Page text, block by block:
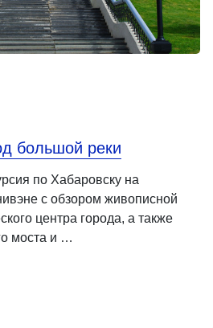
большой реки
по Хабаровску на
с обзором живописной
центра города, а также
моста и …